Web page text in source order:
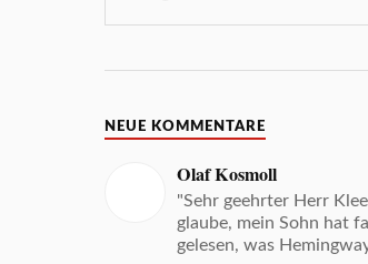
NEUE KOMMENTARE
Olaf Kosmoll
"Sehr geehrter Herr
glaube, mein Sohn hat
gelesen, was